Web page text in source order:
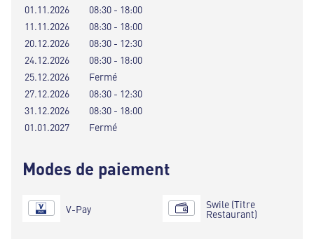
01.11.2026
08:30 - 18:00
11.11.2026
08:30 - 18:00
20.12.2026
08:30 - 12:30
24.12.2026
08:30 - 18:00
25.12.2026
Fermé
27.12.2026
08:30 - 12:30
31.12.2026
08:30 - 18:00
01.01.2027
Fermé
Modes de paiement
V-Pay Swile (Titre
Restaurant)